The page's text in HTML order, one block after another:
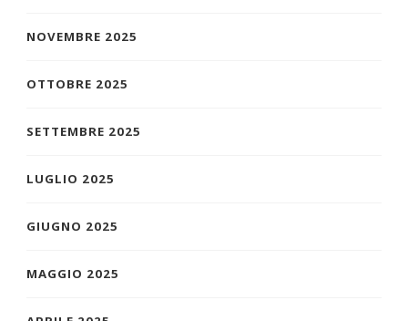
NOVEMBRE 2025
OTTOBRE 2025
SETTEMBRE 2025
LUGLIO 2025
GIUGNO 2025
MAGGIO 2025